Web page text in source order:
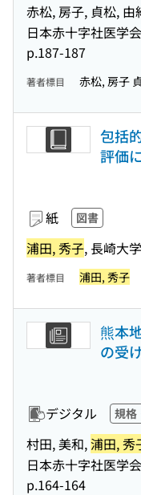
赤松, 房子, 貞松, 由
日本赤十字社医学会
p.187-187
著者標目 赤松, 房子
包括
評価
紙 図書
浦田, 秀子, 長崎大学
著者標目 浦田, 秀子
熊本
の受
デジタル 規格
村田, 美和,浦田, 秀
日本赤十字社医学会
p.164-164